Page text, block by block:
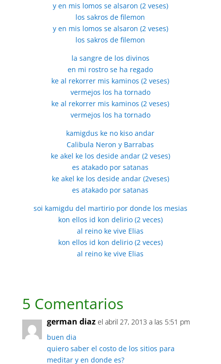
y en mis lomos se alsaron (2 veses)
los sakros de filemon
y en mis lomos se alsaron (2 veses)
los sakros de filemon
la sangre de los divinos
en mi rostro se ha regado
ke al rekorrer mis kaminos (2 veses)
vermejos los ha tornado
ke al rekorrer mis kaminos (2 veses)
vermejos los ha tornado
kamigdus ke no kiso andar
Calibula Neron y Barrabas
ke akel ke los deside andar (2 veses)
es atakado por satanas
ke akel ke los deside andar (2veses)
es atakado por satanas
soi kamigdu del martirio por donde los mesias
kon ellos id kon delirio (2 veces)
al reino ke vive Elias
kon ellos id kon delirio (2 veces)
al reino ke vive Elias
5 Comentarios
german diaz el abril 27, 2013 a las 5:51 pm
buen dia
quiero saber el costo de los sitios para
meditar y en donde es?